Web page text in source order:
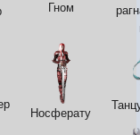
Гном
Носферату